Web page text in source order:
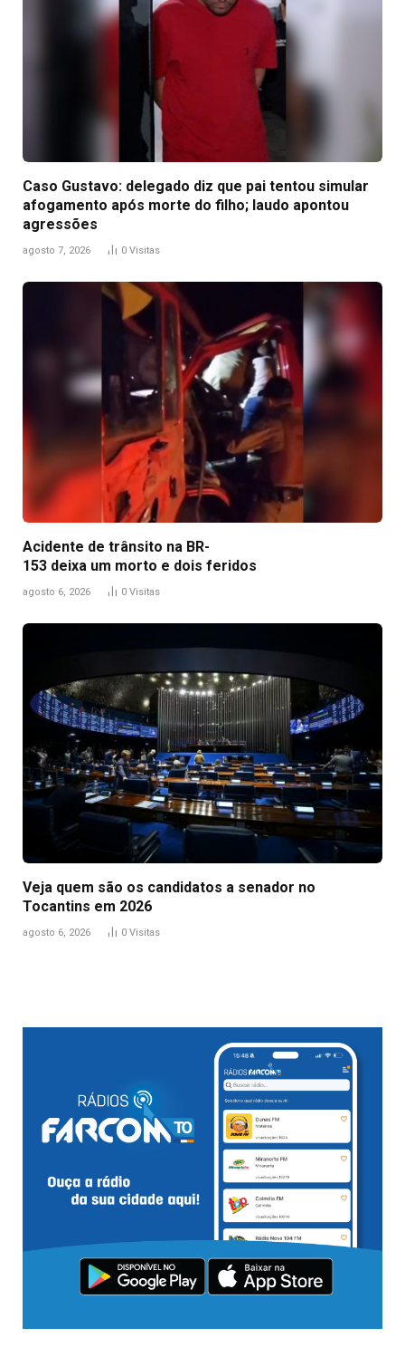
Caso Gustavo: delegado diz que pai tentou simular
afogamento após morte do filho; laudo apontou
agressões
agosto 7, 2026 0 Visitas
Acidente de trânsito na BR-
153 deixa um morto e dois feridos
agosto 6, 2026 0 Visitas
Veja quem são os candidatos a senador no
Tocantins em 2026
agosto 6, 2026 0 Visitas